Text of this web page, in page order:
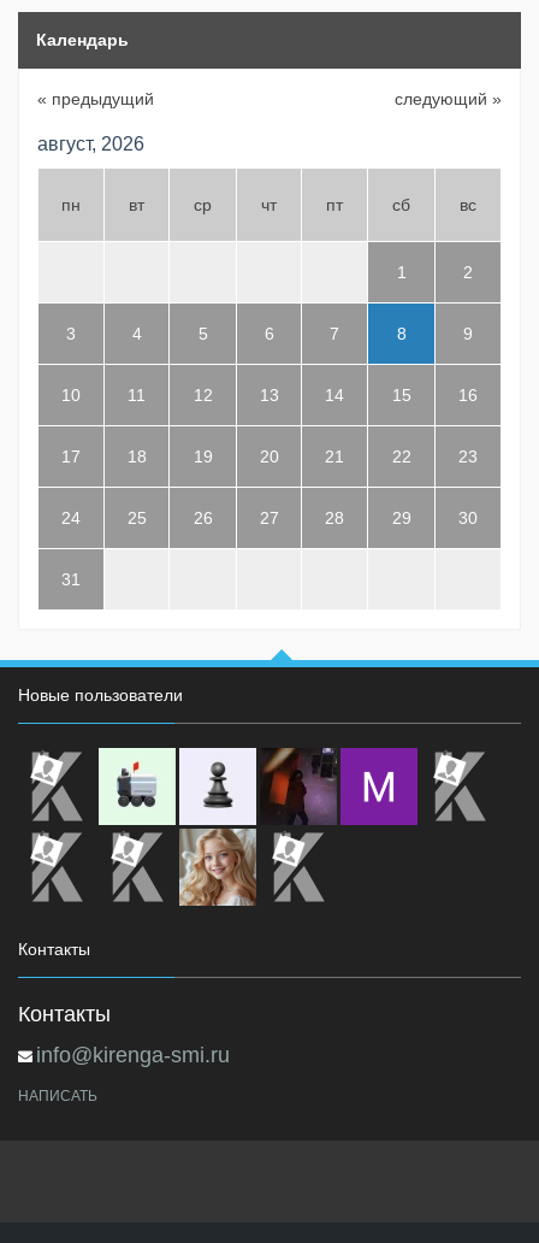
Календарь
« предыдущий следующий »
август, 2026
пн вт ср чт пт сб вс
1 2
3 4 5 6 7 8 9
10 11 12 13 14 15 16
17 18 19 20 21 22 23
24 25 26 27 28 29 30
31
Новые пользователи
Контакты
Контакты
info@kirenga-smi.ru
НАПИСАТЬ